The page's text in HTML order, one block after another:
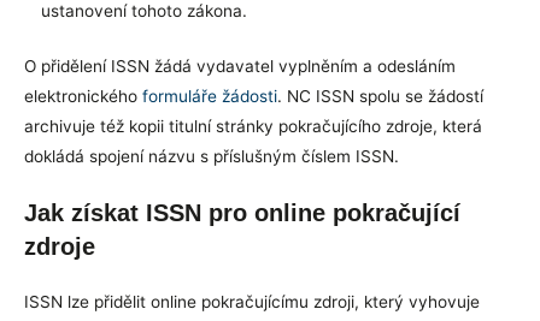
ustanovení tohoto zákona.
O přidělení ISSN žádá vydavatel vyplněním a odesláním
elektronického formuláře žádosti. NC ISSN spolu se žádostí
archivuje též kopii titulní stránky pokračujícího zdroje, která
dokládá spojení názvu s příslušným číslem ISSN.
Jak získat ISSN pro online pokračující
zdroje
ISSN lze přidělit online pokračujícímu zdroji, který vyhovuje